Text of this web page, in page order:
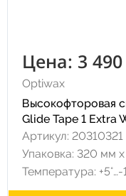
Цена: 3
Optiwax
Высокофторовая
Glide Tape 1 Extra
Артикул: 20310321
Упаковка: 320 мм
Температура: +5°…-